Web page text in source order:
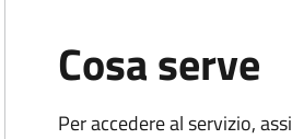
Cosa serve
Per accedere al servizio,